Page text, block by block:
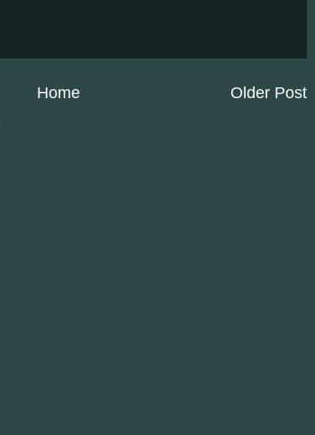
Older Post
Home